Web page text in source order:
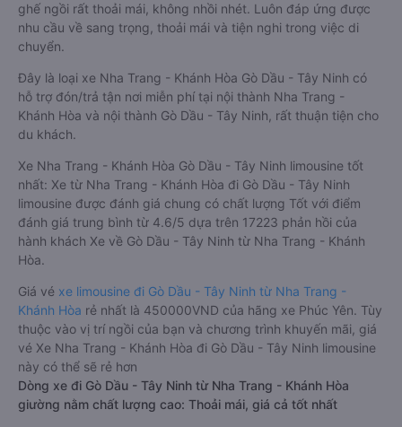
ghế ngồi rất thoải mái, không nhồi nhét. Luôn đáp ứng được
nhu cầu về sang trọng, thoải mái và tiện nghi trong việc di
chuyển.
Đây là loại xe Nha Trang - Khánh Hòa Gò Dầu - Tây Ninh có
hỗ trợ đón/trả tận nơi miễn phí tại nội thành Nha Trang -
Khánh Hòa và nội thành Gò Dầu - Tây Ninh, rất thuận tiện cho
du khách.
Xe Nha Trang - Khánh Hòa Gò Dầu - Tây Ninh limousine tốt
nhất: Xe từ Nha Trang - Khánh Hòa đi Gò Dầu - Tây Ninh
limousine được đánh giá chung có chất lượng Tốt với điểm
đánh giá trung bình từ 4.6/5 dựa trên 17223 phản hồi của
hành khách Xe về Gò Dầu - Tây Ninh từ Nha Trang - Khánh
Hòa.
Giá vé xe limousine đi Gò Dầu - Tây Ninh từ Nha Trang -
Khánh Hòa rẻ nhất là 450000VND của hãng xe Phúc Yên. Tùy
thuộc vào vị trí ngồi của bạn và chương trình khuyến mãi, giá
vé Xe Nha Trang - Khánh Hòa đi Gò Dầu - Tây Ninh limousine
này có thể sẽ rẻ hơn
Dòng xe đi Gò Dầu - Tây Ninh từ Nha Trang - Khánh Hòa
giường nằm chất lượng cao: Thoải mái, giá cả tốt nhất